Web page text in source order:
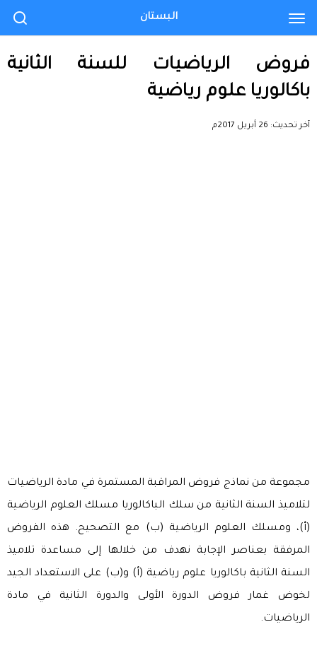
فروض الرياضيات للسنة الثانية
باكالوريا علوم رياضية
آخر تحديث: 26 أبريل 2017م
مجموعة من نماذج فروض المراقبة المستمرة في مادة الرياضيات
لتلاميذ السنة الثانية من سلك الباكالوريا مسلك العلوم الرياضية
(أ)، ومسلك العلوم الرياضية (ب) مع التصحيح. هذه الفروض
المرفقة بعناصر الإجابة نهدف من خلالها إلى مساعدة تلاميذ
السنة الثانية باكالوريا علوم رياضية (أ) و(ب) على الاستعداد الجيد
لخوض غمار فروض الدورة الأولى والدورة الثانية في مادة
الرياضيات.
البستان